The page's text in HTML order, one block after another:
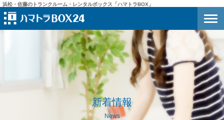
浜松・佐藤のトランクルーム・レンタルボックス「ハマトラBOX」
新着情報
News